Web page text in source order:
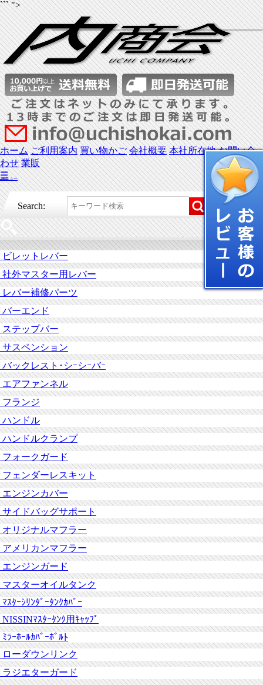
``` ">
ホーム ご利用案内 買い物かご 会社概要 本社所在地 お問い合
わせ 業販
☰
メニュー
Search:
ビレットレバー
社外マスター用レバー
レバー補修パーツ
バーエンド
ステップバー
サスペンション
バックレスト･シｰシｰバｰ
エアファンネル
フランジ
ハンドル
ハンドルクランプ
フォークガード
フェンダーレスキット
エンジンカバー
サイドバッグサポート
オリジナルマフラー
アメリカンマフラー
エンジンガード
マスターオイルタンク
ﾏｽﾀｰｼﾘﾝﾀﾞｰﾀﾝｸｶﾊﾞｰ
NISSINﾏｽﾀｰﾀﾝｸ用ｷｬｯﾌﾟ
ﾐﾗｰﾎｰﾙｶﾊﾞｰﾎﾞﾙﾄ
ローダウンリンク
ラジエターガード